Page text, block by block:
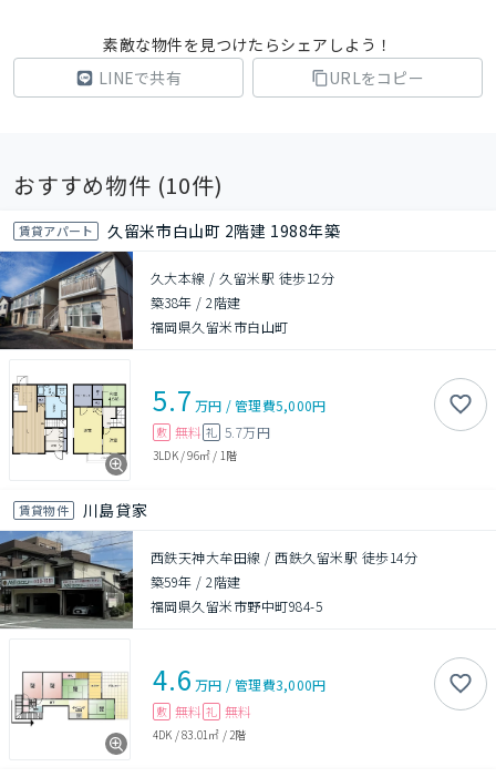
素敵な物件を見つけたらシェアしよう！
LINEで共有
URLをコピー
おすすめ物件 (10件)
賃貸アパート 久留米市白山町 2階建 1988年築
久大本線 / 久留米駅 徒歩12分
築38年 /2階建
福岡県久留米市白山町
5.7 万円 /管理費5,000円
敷 無料 礼 5.7万円
3LDK/96㎡ / 1階
賃貸物件 川島貸家
西鉄天神大牟田線 / 西鉄久留米駅 徒歩14分
築59年 /2階建
福岡県久留米市野中町984-5
4.6 万円 /管理費3,000円
敷 無料 礼 無料
4DK /83.01㎡ / 2階